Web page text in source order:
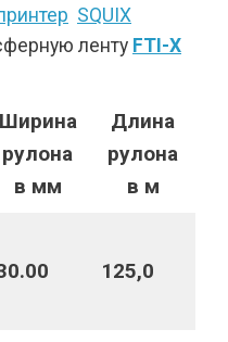
SQUIX
ленту FTI-X
Ширина
рулона
в мм
Длина
рулона
в м
125,0